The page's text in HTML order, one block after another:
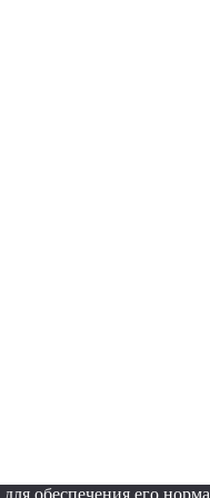
обеспечения его